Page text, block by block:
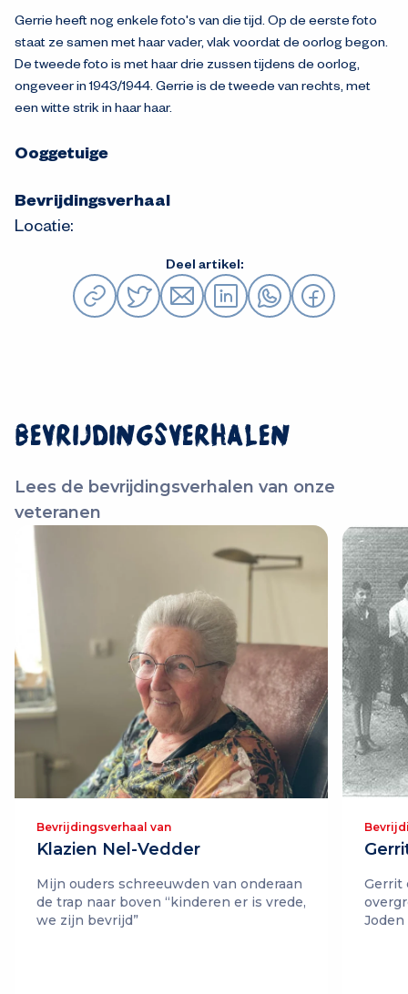
Gerrie heeft nog enkele foto's van die tijd. Op de eerste foto
staat ze samen met haar vader, vlak voordat de oorlog begon.
De tweede foto is met haar drie zussen tijdens de oorlog,
ongeveer in 1943/1944. Gerrie is de tweede van rechts, met
een witte strik in haar haar.
Ooggetuige
Bevrijdingsverhaal
Locatie:
Deel artikel:
Bevrijdingsverhalen
Lees de bevrijdingsverhalen van onze
veteranen
Bevrijdingsverhaal van
Klazien Nel-Vedder
Mijn ouders schreeuwden van onderaan
de trap naar boven “kinderen er is vrede,
we zijn bevrijd”
Gerrit
Joden